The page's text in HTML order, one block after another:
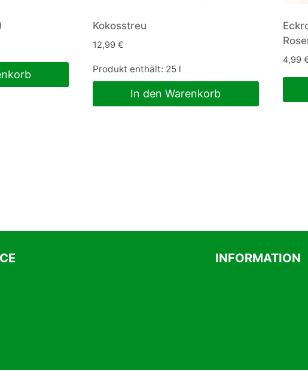
Kokosstreu
12,99 €
Produkt enthält: 25 l
In den Warenkorb
4,99
INFORMATION